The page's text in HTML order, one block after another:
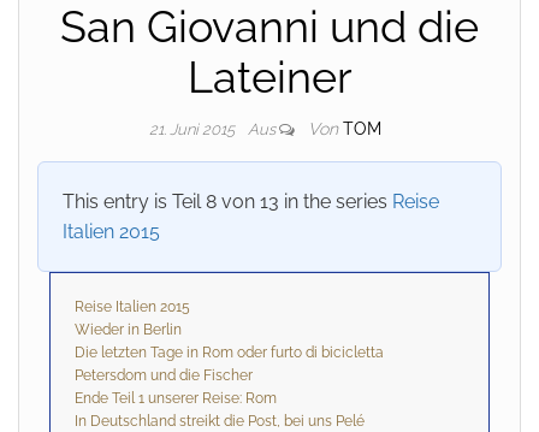
San Giovanni und die
Lateiner
21. Juni 2015 Aus Von TOM
This entry is Teil 8 von 13 in the series Reise
Italien 2015
Reise Italien 2015
Wieder in Berlin
Die letzten Tage in Rom oder furto di bicicletta
Petersdom und die Fischer
Ende Teil 1 unserer Reise: Rom
In Deutschland streikt die Post, bei uns Pelé